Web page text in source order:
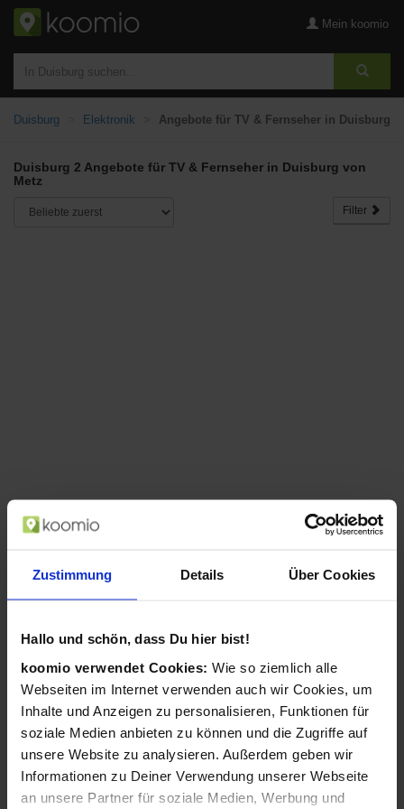
Zustimmung Details Über Cookies
Hallo und schön, dass Du hier bist!
koomio verwendet Cookies: Wie so ziemlich alle
Webseiten im Internet verwenden auch wir Cookies, um
Inhalte und Anzeigen zu personalisieren, Funktionen für
soziale Medien anbieten zu können und die Zugriffe auf
unsere Website zu analysieren. Außerdem geben wir
Informationen zu Deiner Verwendung unserer Webseite
an unsere Partner für soziale Medien, Werbung und
Mein koomio
Duisburg Elektronik Angebote für TV & Fernseher in Duisburg
Duisburg 2 Angebote für TV & Fernseher in Duisburg von
Metz
Filter
Metz MTD4001 101,6 cm (40") Full HD
Smart-TV WLAN Schwarz 200 cd/m²
(Schwarz)
ab 349,00 €
in 2 Geschäften